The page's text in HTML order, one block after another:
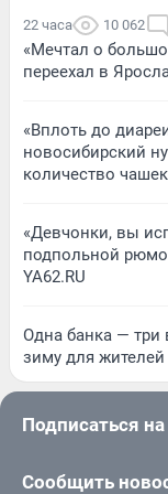
22 часа 10 062
«Мечтал о
переехал в
«Вплоть до
новосибирский
количество чашек
«Девчонки, вы
подпольной
YA62.RU
Одна банка — три
зиму для жителей
Подписаться
Сообщить